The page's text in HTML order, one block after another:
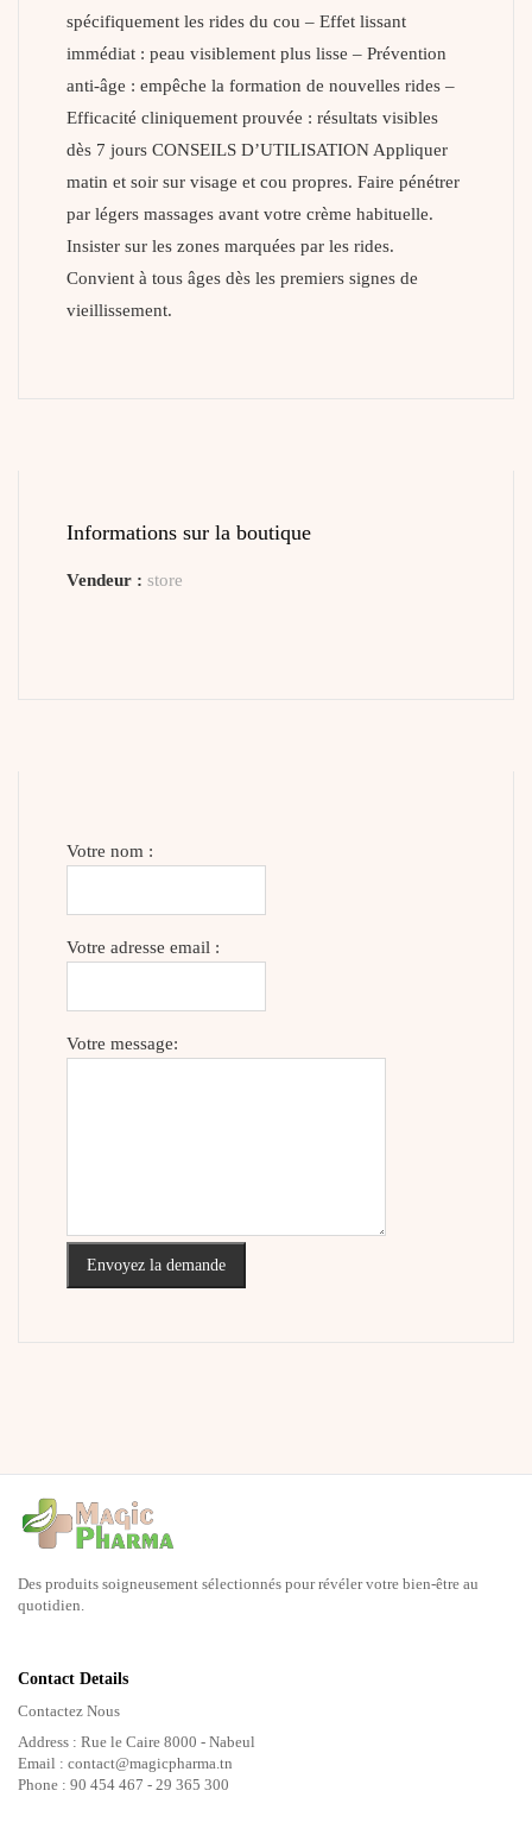
spécifiquement les rides du cou – Effet lissant
immédiat : peau visiblement plus lisse – Prévention
anti-âge : empêche la formation de nouvelles rides –
Efficacité cliniquement prouvée : résultats visibles
dès 7 jours CONSEILS D’UTILISATION Appliquer
matin et soir sur visage et cou propres. Faire pénétrer
par légers massages avant votre crème habituelle.
Insister sur les zones marquées par les rides.
Convient à tous âges dès les premiers signes de
vieillissement.
Informations sur la boutique
Vendeur : store
Votre nom :
Votre adresse email :
Votre message:
Envoyez la demande
Des produits soigneusement sélectionnés pour révéler votre bien-être au
quotidien.
Contact Details
Contactez Nous
Address : Rue le Caire 8000 - Nabeul
Email : contact@magicpharma.tn
Phone : 90 454 467 - 29 365 300